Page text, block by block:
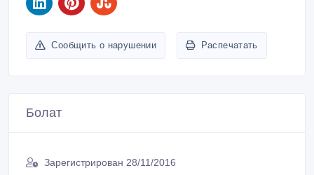
Сообщить о нарушении Распечатать
Болат
Зарегистрирован 28/11/2016